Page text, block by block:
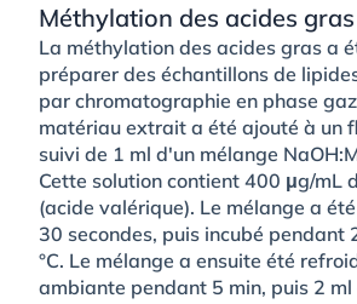
Méthylation des acides gras
La méthylation des acides gras a
préparer des échantillons de
par chromatographie en phase
matériau extrait a été ajouté à un
suivi de 1 ml d'un mélange
Cette solution contient 400 μg/mL
(acide valérique). Le mélange a
30 secondes, puis incubé pendant
°C. Le mélange a ensuite été
ambiante pendant 5 min, puis 2